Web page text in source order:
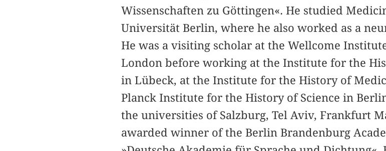
Wissenschaften zu Göttingen«. He studied
Universität Berlin, where he also worked as a
He was a visiting scholar at the Wellcome
London before working at the Institute for the
in Lübeck, at the Institute for the History of
Planck Institute for the History of Science in
the universities of Salzburg, Tel Aviv, Frankfurt
awarded winner of the Berlin Brandenburg